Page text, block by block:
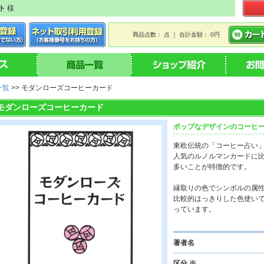
様
商品点数： 点 ｜ 合計金額： 0円
覧 >> モダンローズコーヒーカード
ダンローズコーヒーカード
ポップなデザインのコーヒ
東欧伝統の「コーヒー占い
人気のルノルマンカードに
多いことが特徴的です。
縁取りの色でシンボルの属
比較的はっきりした色使い
っています。
著者名